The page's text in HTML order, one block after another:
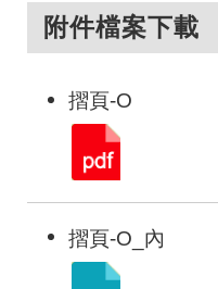
附件檔案下載
摺頁-O
摺頁-O_內